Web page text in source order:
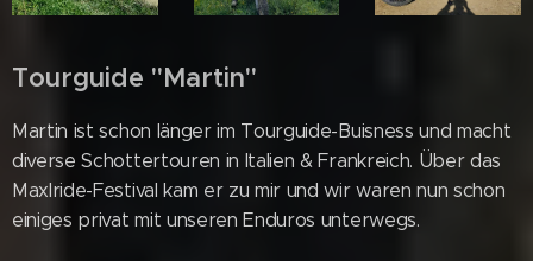
Tourguide "Martin"
Martin ist schon länger im Tourguide-Buisness und macht
diverse Schottertouren in Italien & Frankreich. Über das
Maxlride-Festival kam er zu mir und wir waren nun schon
einiges privat mit unseren Enduros unterwegs.